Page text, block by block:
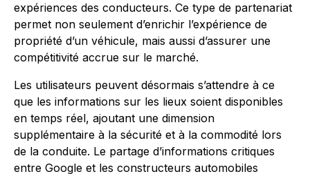
expériences des conducteurs. Ce type de partenariat
permet non seulement d’enrichir l’expérience de
propriété d’un véhicule, mais aussi d’assurer une
compétitivité accrue sur le marché.
Les utilisateurs peuvent désormais s’attendre à ce
que les informations sur les lieux soient disponibles
en temps réel, ajoutant une dimension
supplémentaire à la sécurité et à la commodité lors
de la conduite. Le partage d’informations critiques
entre Google et les constructeurs automobiles